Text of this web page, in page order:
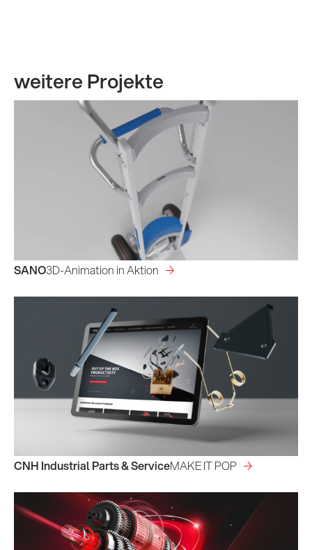
weitere Projekte
SANO3D-Animation in Aktion
CNH Industrial Parts & ServiceMAKE IT POP